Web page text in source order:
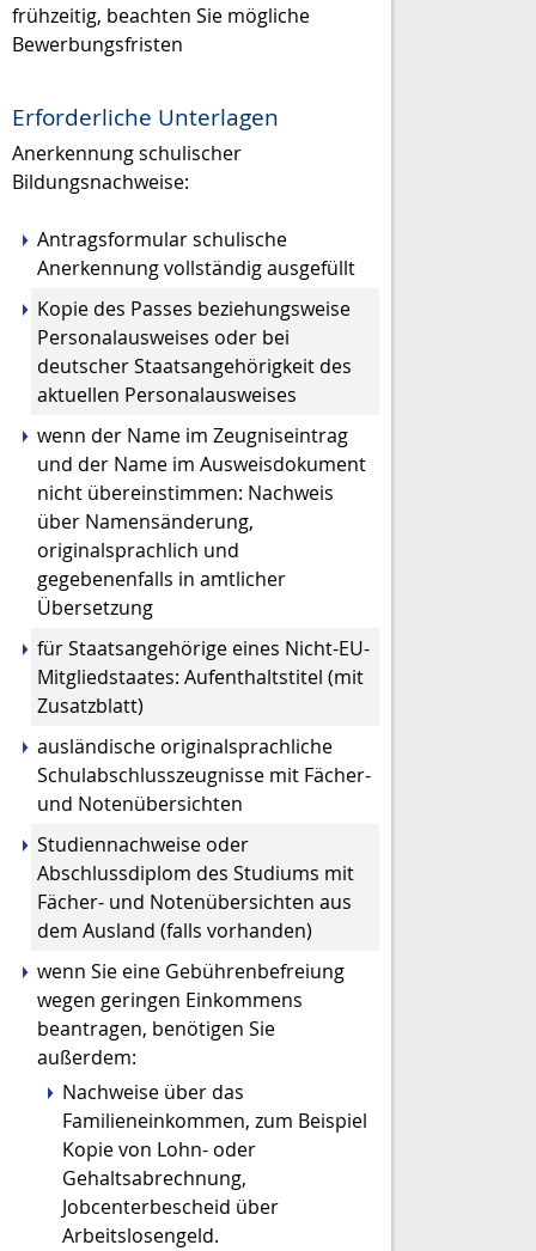
frühzeitig, beachten Sie mögliche
Bewerbungsfristen
Erforderliche Unterlagen
Anerkennung schulischer
Bildungsnachweise:
Antragsformular schulische
Anerkennung vollständig ausgefüllt
Kopie des Passes beziehungsweise
Personalausweises oder bei
deutscher Staatsangehörigkeit des
aktuellen Personalausweises
wenn der Name im Zeugniseintrag
und der Name im Ausweisdokument
nicht übereinstimmen: Nachweis
über Namensänderung,
originalsprachlich und
gegebenenfalls in amtlicher
Übersetzung
für Staatsangehörige eines Nicht-EU-
Mitgliedstaates: Aufenthaltstitel (mit
Zusatzblatt)
ausländische originalsprachliche
Schulabschlusszeugnisse mit Fächer-
und Notenübersichten
Studiennachweise oder
Abschlussdiplom des Studiums mit
Fächer- und Notenübersichten aus
dem Ausland (falls vorhanden)
wenn Sie eine Gebührenbefreiung
wegen geringen Einkommens
beantragen, benötigen Sie
außerdem:
Nachweise über das
Familieneinkommen, zum Beispiel
Kopie von Lohn- oder
Gehaltsabrechnung,
Jobcenterbescheid über
Arbeitslosengeld.